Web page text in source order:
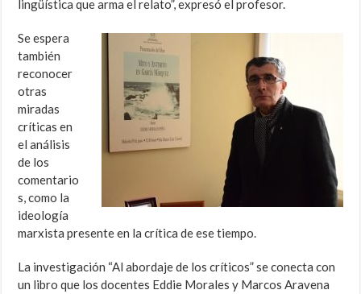
lingüística que arma el relato”, expresó el profesor.
Se espera
también
reconocer
otras
miradas
críticas en
el análisis
de los
comentario
s, como la
ideología
marxista presente en la crítica de ese tiempo.
La investigación “Al abordaje de los críticos” se conecta con
un libro que los docentes Eddie Morales y Marcos Aravena